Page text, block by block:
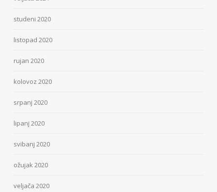
studeni 2020
listopad 2020
rujan 2020
kolovoz 2020
srpanj 2020
lipanj 2020
svibanj 2020
ožujak 2020
veljača 2020